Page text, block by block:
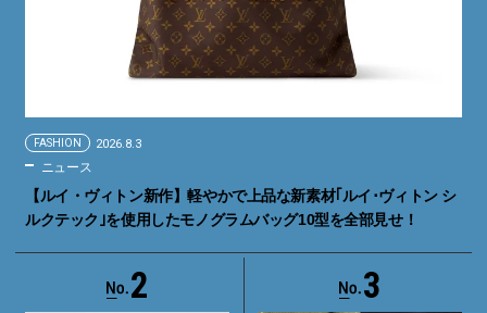
FASHION 2026.8.3
ニュース
【ルイ・ヴィトン新作】軽やかで上品な新素材｢ルイ･ヴィトン シ
ルクテック｣を使用したモノグラムバッグ10型を全部見せ！
2 3